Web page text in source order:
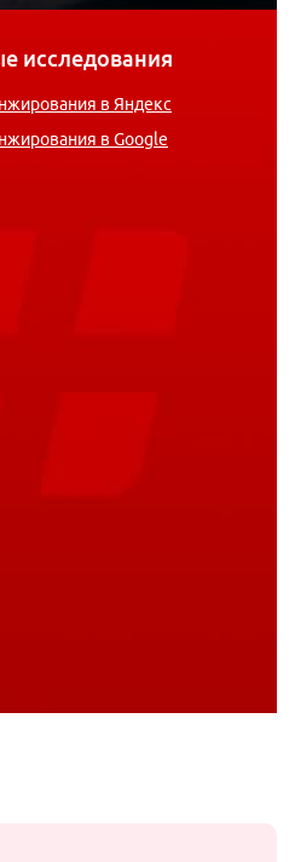
исследования
в Яндекс
в Google